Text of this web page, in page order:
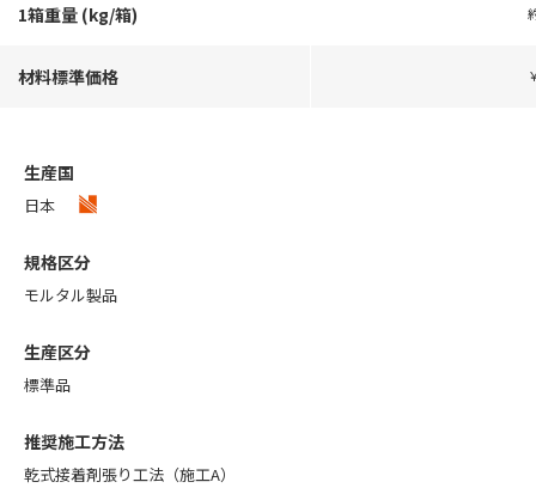
1箱重量 (kg/箱)
材料標準価格
生産国
日本
規格区分
モルタル製品
生産区分
標準品
推奨施工方法
乾式接着剤張り工法（施工A）